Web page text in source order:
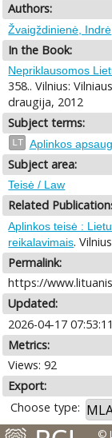
Authors:
Žvaigždinienė, Indrė
In the Book:
Nepriklausomos
358.. Vilnius:
draugija, 2012
Subject terms:
LT Aplinkos
Subject area:
Teisė / Law
Related
Aplinkos teisė :
reikalavimais.
Permalink:
https://
Updated:
2026-04-17 07:53:11
Metrics:
Views: 92
Export:
Choose type:
©